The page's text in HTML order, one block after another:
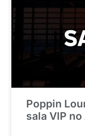
Poppin
sala VIP